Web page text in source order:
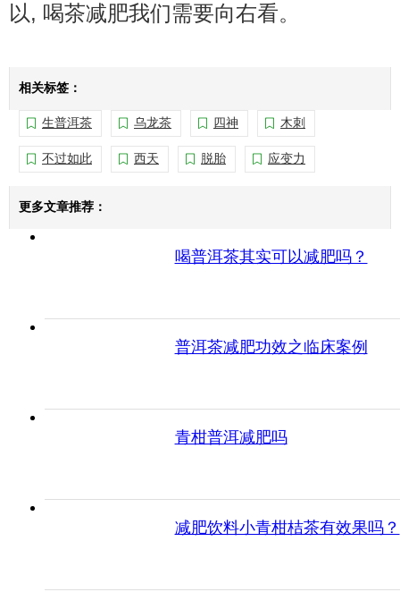
以, 喝茶减肥我们需要向右看。
相关标签：
生普洱茶 乌龙茶 四神 木刺
不过如此 西天 脱胎 应变力
更多文章推荐：
喝普洱茶其实可以减肥吗？
普洱茶减肥功效之临床案例
青柑普洱减肥吗
减肥饮料小青柑桔茶有效果吗？